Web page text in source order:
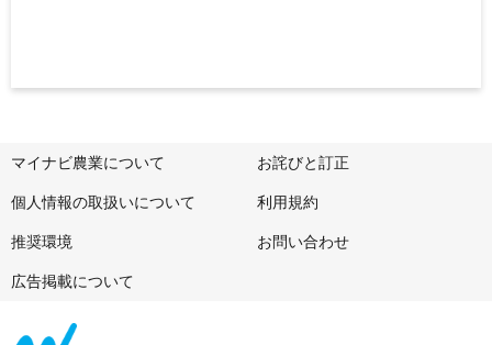
マイナビ農業について お詫びと訂正
個人情報の取扱いについて 利用規約
推奨環境 お問い合わせ
広告掲載について